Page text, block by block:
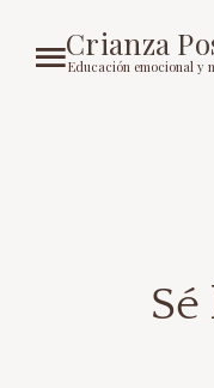
Crianza
Educación emocional y